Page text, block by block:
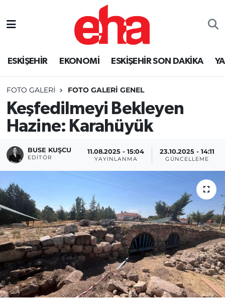
ESKİŞEHİR EKONOMİ ESKİŞEHİR SON DAKİKA
FOTO GALERI FOTO GALERI GENEL
Keşfedilmeyi Bekleyen
Hazine: Karahüyük
BUSE KUŞCU
EDITÖR
11.08.2025 - 15:04
YAYINLANMA
23.10.2025 - 14:11
GÜNCELLEME